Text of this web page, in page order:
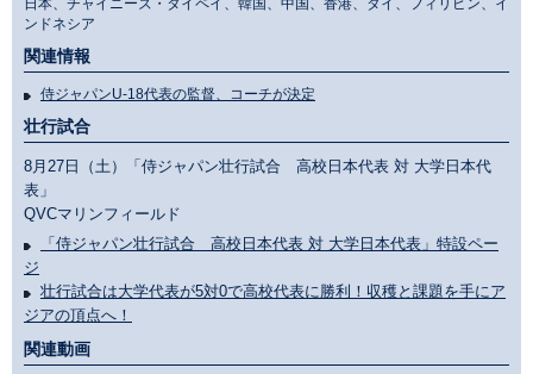
ンドネシア
関連情報
侍ジャパンU-18代表の監督、コーチが決定
壮行試合
8月27日（土）「侍ジャパン壮行試合 高校日本代表 対 大学日本代
表」
QVCマリンフィールド
「侍ジャパン壮行試合 高校日本代表 対 大学日本代表」特設ペー
ジ
壮行試合は大学代表が5対0で高校代表に勝利！収穫と課題を手にア
ジアの頂点へ！
関連動画